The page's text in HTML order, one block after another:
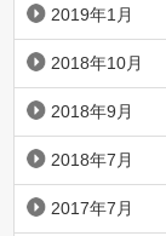
2019年1月
2018年10月
2018年9月
2018年7月
2017年7月